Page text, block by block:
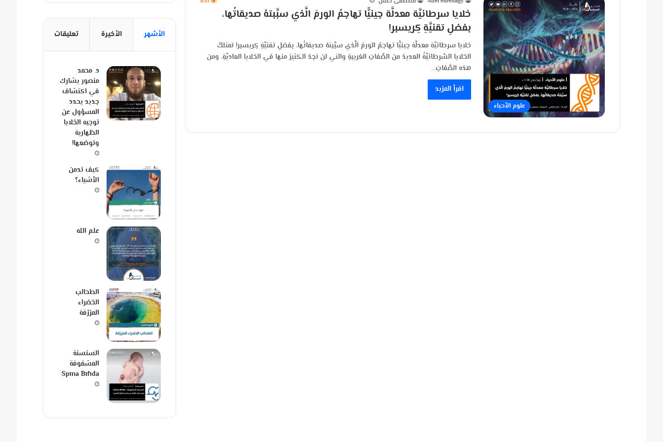
علوم الأحياء
خلايا سرطانيَّة معدلَّة جينيًّا تهاجمُ الورمَ الَّذي سبَّبتهُ صديقاتُها،
بفضلِ تقنيَّةِ كِريسبر!
خلايا سرطانيَّة معدلَّة جينيًّا تهاجمُ الورمَ الَّذي سبَّبتهُ صديقاتُها، بفضلِ تقنيَّةِ كِريسبر! تمتلكُ
الخلايا السَّرطانيَّةُ العديدَ من الصِّفاتِ الغريبةِ والتي لن تجدَ الكثيرَ منها في الخلايا العاديَّةِ، ومن
هذه الصِّفاتِ…
اقرأ المزيد
الأشهر الأخيرة تعليقات
د. محمد
منصور يشارك
في اكتشاف
جديد يحدد
المسؤول عن
توجيه الخلايا
الظهارية
وتوضعها!
كيف ندمن
الأشياء؟
علم الله
الطحالب
الخضراء
المزرّقة
السنسنة
المشقوقة
Spina Bifida